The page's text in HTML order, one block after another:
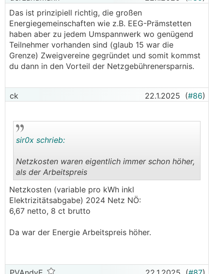
Das ist prinzipiell richtig, die großen
Energiegemeinschaften wie z.B. EEG-Prämstetten
haben aber zu jedem Umspannwerk wo genügend
Teilnehmer vorhanden sind (glaub 15 war die
Grenze) Zweigvereine gegründet und somit kommst
du dann in den Vorteil der Netzgebührenersparnis.
ck 22.1.2025 (#86)
..
sir0x schrieb:
Netzkosten waren eigentlich immer schon höher,
als der Arbeitspreis
Netzkosten (variable pro kWh inkl
Elektrizitätsabgabe) 2024 Netz NÖ:
6,67 netto, 8 ct brutto
Da war der Energie Arbeitspreis höher.